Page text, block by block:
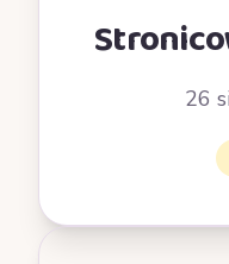
26